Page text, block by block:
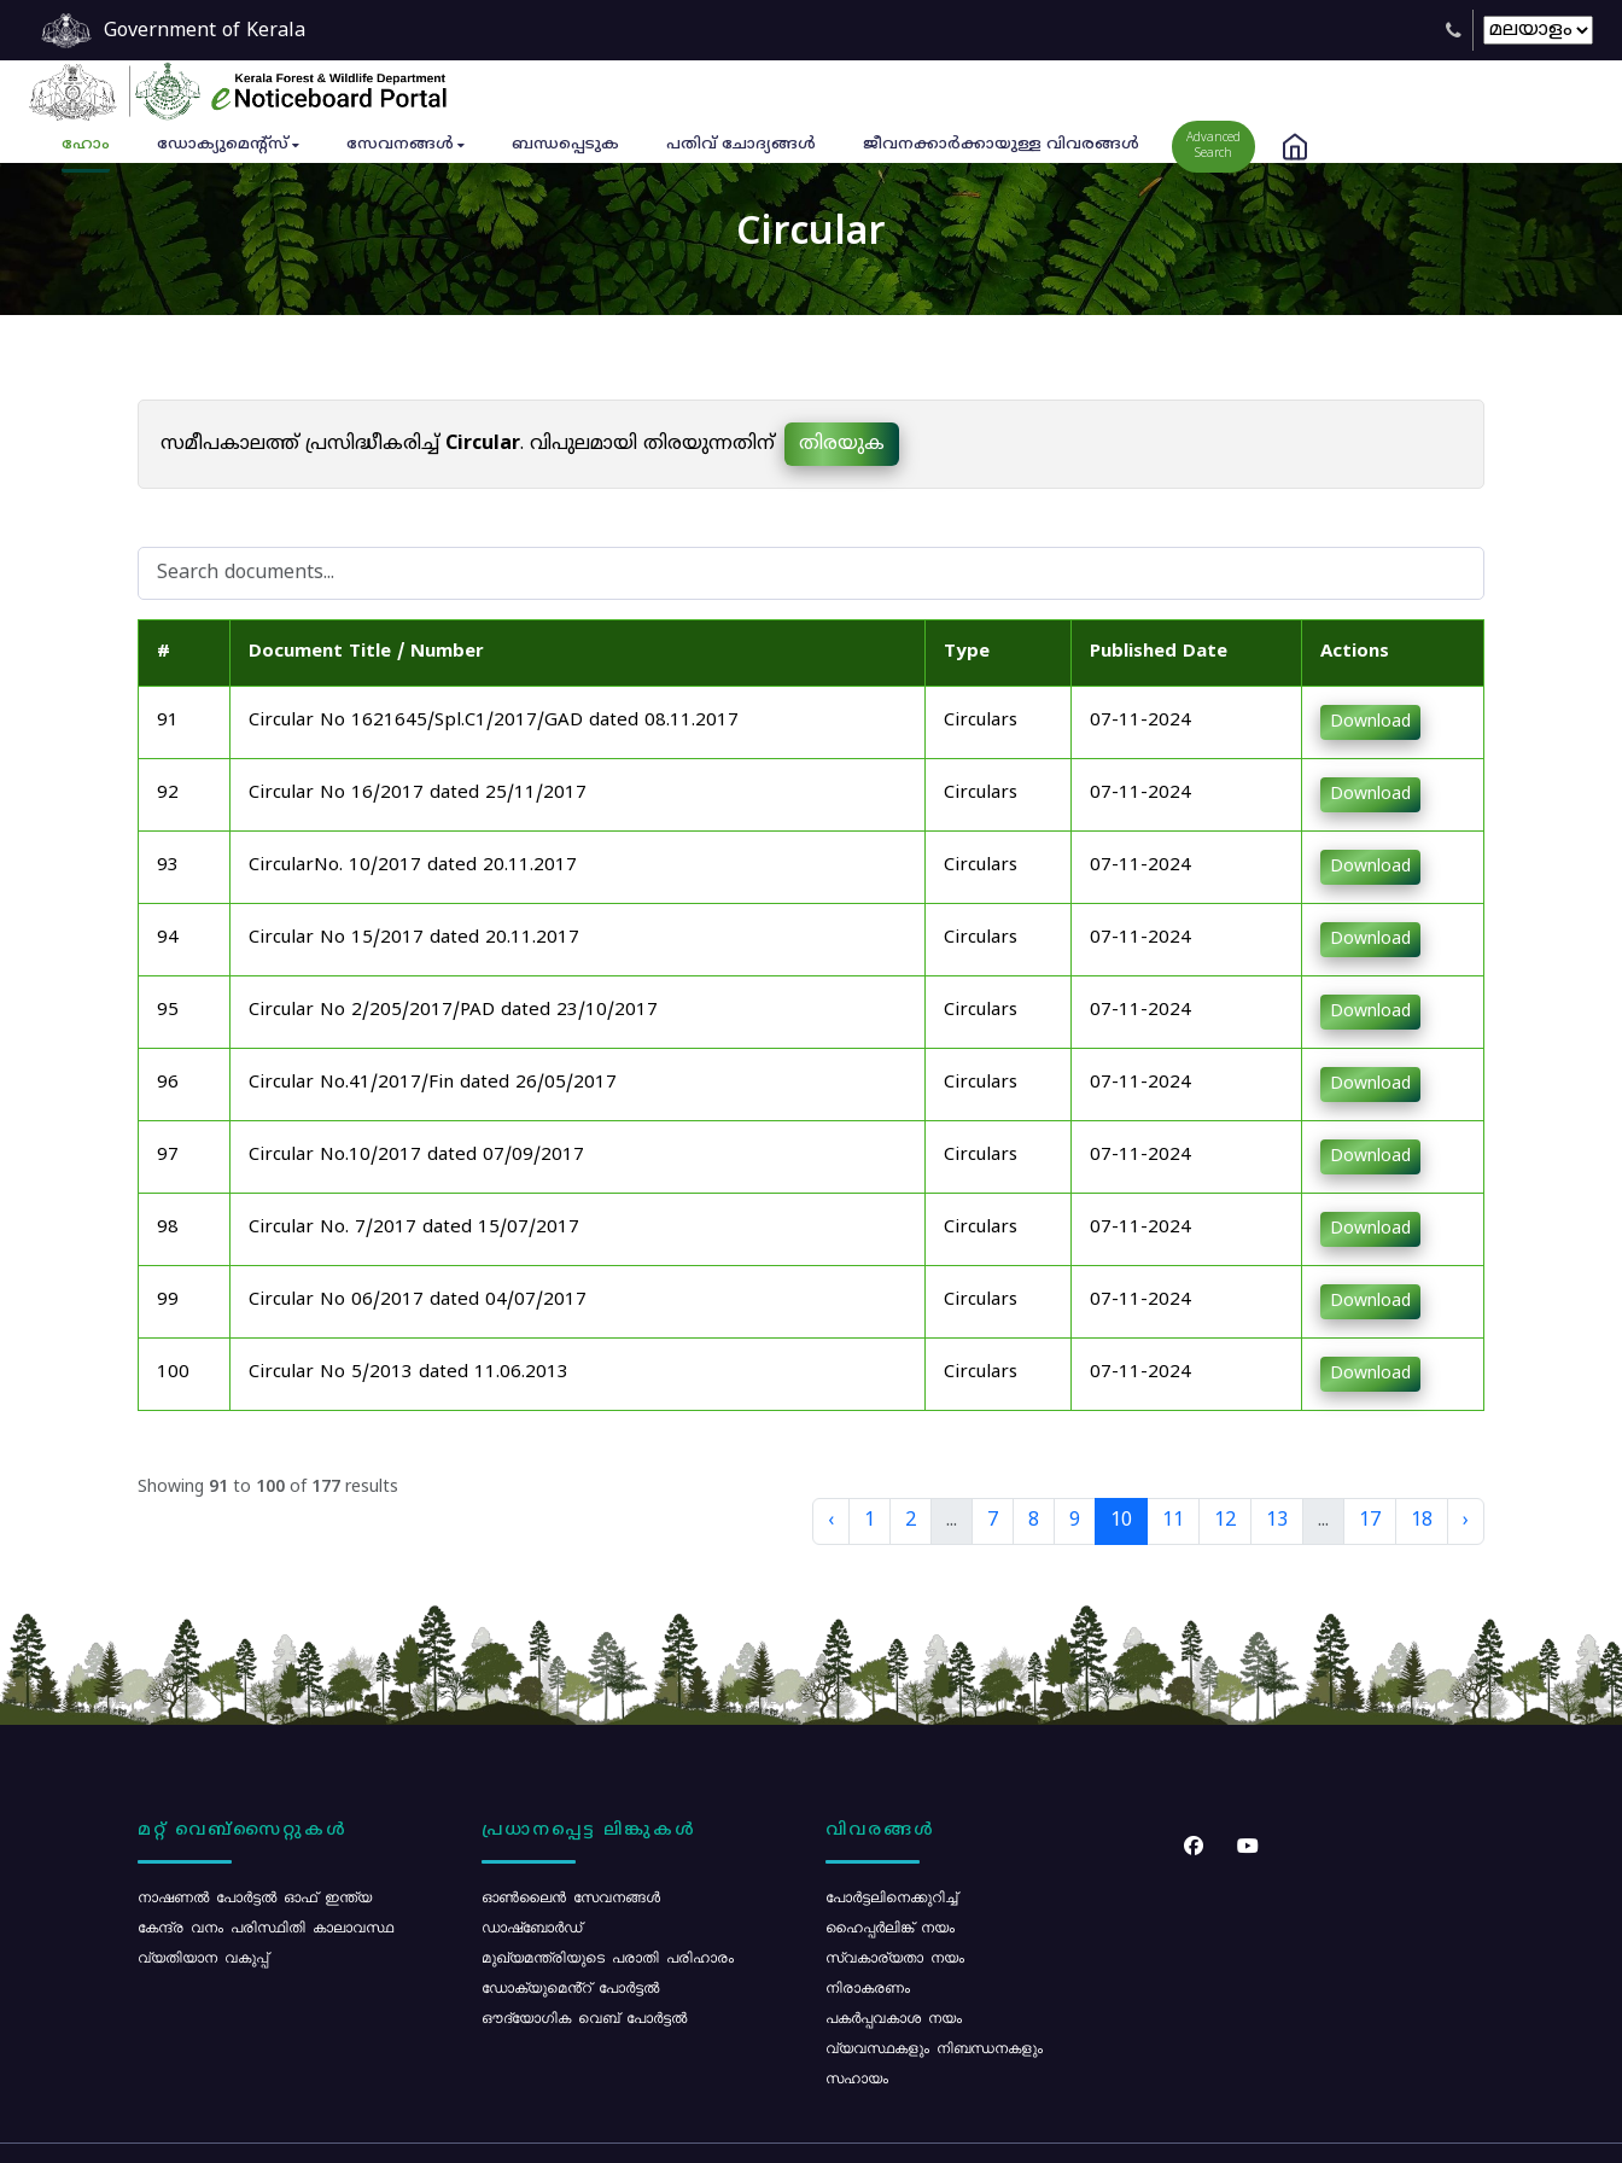
Government of Kerala
ഹോം ഡോക്യുമെൻ്റ്സ് സേവനങ്ങൾ ബന്ധപ്പെടുക പതിവ് ചോദ്യങ്ങൾ ജീവനക്കാര്‍ക്കായുള്ള വിവരങ്ങള്‍
Advanced
Search
Circular
സമീപകാലത്ത് പ്രസിദ്ധീകരിച്ച്Circular. വിപുലമായി തിരയുന്നതിന് തിരയുക
# Document Title / Number Type Published Date Actions
91 Circular No 1621645/Spl.C1/2017/GAD dated 08.11.2017 Circulars 07-11-2024 Download
92 Circular No 16/2017 dated 25/11/2017 Circulars 07-11-2024 Download
93 CircularNo. 10/2017 dated 20.11.2017 Circulars 07-11-2024 Download
94 Circular No 15/2017 dated 20.11.2017 Circulars 07-11-2024 Download
95 Circular No 2/205/2017/PAD dated 23/10/2017 Circulars 07-11-2024 Download
96 Circular No.41/2017/Fin dated 26/05/2017 Circulars 07-11-2024 Download
97 Circular No.10/2017 dated 07/09/2017 Circulars 07-11-2024 Download
98 Circular No. 7/2017 dated 15/07/2017 Circulars 07-11-2024 Download
99 Circular No 06/2017 dated 04/07/2017 Circulars 07-11-2024 Download
100 Circular No 5/2013 dated 11.06.2013 Circulars 07-11-2024 Download
Showing 91 to 100 of 177 results
‹ 1 2 ... 7 8 9 10 11 12 13 ... 17 18 ›
മറ്റ് വെബ്സൈറ്റുകൾ
നാഷണൽ പോർട്ടൽ ഓഫ് ഇന്ത്യ
കേന്ദ്ര വനം പരിസ്ഥിതി കാലാവസ്ഥ
വ്യതിയാന വകുപ്പ്
പ്രധാനപ്പെട്ട ലിങ്കുകൾ
ഓൺലൈൻ സേവനങ്ങൾ
ഡാഷ്ബോർഡ്
മുഖ്യമന്ത്രിയുടെ പരാതി പരിഹാരം
ഡോക്യുമെൻ്റ് പോർട്ടൽ
ഔദ്യോഗിക വെബ് പോർട്ടൽ
വിവരങ്ങൾ
പോര്‍ട്ടലിനെക്കുറിച്ച്
ഹൈപ്പർലിങ്ക് നയം
സ്വകാര്യതാ നയം
നിരാകരണം
പകർപ്പവകാശ നയം
വ്യവസ്ഥകളും നിബന്ധനകളും
സഹായം